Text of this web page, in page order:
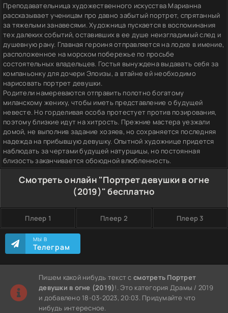
Преподавательница художественного искусства Марианна
рассказывает ученицам про давно забытый портрет, спрятанный
за тяжелыми занавесями. Художница пускается в воспоминания
тех далеких событий, оставивших в ее душе неизгладимый след и
душевную рану. Главная героиня отправляется на лодке в имение,
расположенное на морском побережье по просьбе
состоятельных владельцев. Гостья вынуждена выдавать себя за
компаньонку для дочери Элоизы, а втайне ей необходимо
нарисовать портрет девушки.
Родители намереваются отправить полотно богатому
миланскому жениху, чтобы иметь представление о будущей
невесте. Но горделивая особа протестует против позирования,
поэтому близкие идут на хитрость. Прежние мастера уезжали
домой, не выполнив задание хозяев, но сохраняется последняя
надежда на прибывшую девушку. Опытной художнице придется
наблюдать за чертами будущей натурщицы, но постоянная
близость заканчивается обоюдной влюбленность.
Смотреть онлайн "Портрет девушки в огне
(2019)" бесплатно
Плеер 1 Плеер 2 Плеер 3
МЫ В
Телеграм
Пишем какой нибудь текст ссмотреть Портрет
девушки в огне (2019)!. Это категория Драмы / 2019
и добавлено 18-03-2023, 20:03. Придумайте что
нибудь интересное.